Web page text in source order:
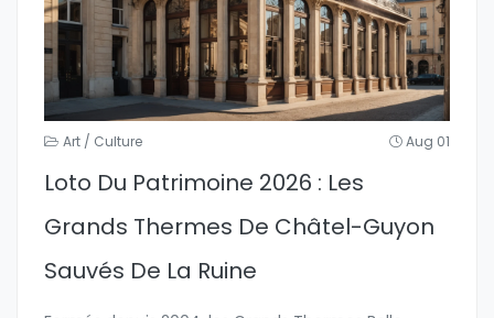
Art / Culture Aug 01
Loto Du Patrimoine 2026 : Les
Grands Thermes De Châtel-Guyon
Sauvés De La Ruine